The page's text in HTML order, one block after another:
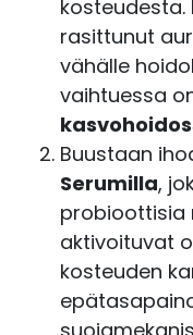
kosteudesta.
rasittunut
vähälle
vaihtuessa
Buustaan
Serumilla,
probioottisia
aktivoituvat
kosteuden